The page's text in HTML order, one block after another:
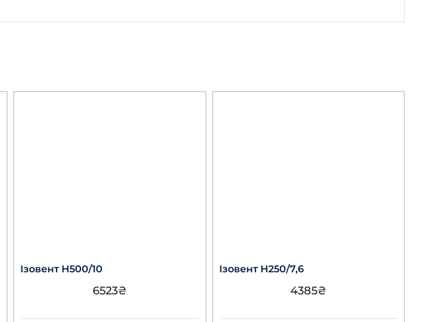
Ізовент Н500/10
6523₴
Ізовент Н250/7,6
4385₴